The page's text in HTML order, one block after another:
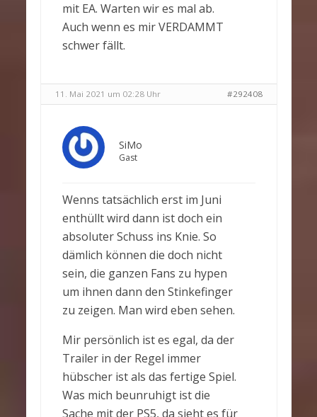
mit EA. Warten wir es mal ab.
Auch wenn es mir VERDAMMT
schwer fällt.
11. Mai 2021 um 02:28 Uhr #292408
SiMo
Gast
Wenns tatsächlich erst im Juni
enthüllt wird dann ist doch ein
absoluter Schuss ins Knie. So
dämlich können die doch nicht
sein, die ganzen Fans zu hypen
um ihnen dann den Stinkefinger
zu zeigen. Man wird eben sehen.
Mir persönlich ist es egal, da der
Trailer in der Regel immer
hübscher ist als das fertige Spiel.
Was mich beunruhigt ist die
Sache mit der PS5, da sieht es für